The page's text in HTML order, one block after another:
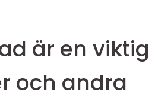
är en viktig
och andra